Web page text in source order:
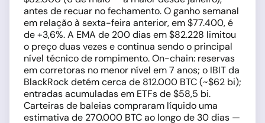
antes de recuar no fechamento. O ganho semanal
em relação à sexta-feira anterior, em $77.400, é
de +3,6%. A EMA de 200 dias em $82.228 limitou
o preço duas vezes e continua sendo o principal
nível técnico de rompimento. On-chain: reservas
em corretoras no menor nível em 7 anos; o IBIT da
BlackRock detém cerca de 812.000 BTC (~$62 bi);
entradas acumuladas em ETFs de $58,5 bi.
Carteiras de baleias compraram líquido uma
estimativa de 270.000 BTC ao longo de 30 dias —